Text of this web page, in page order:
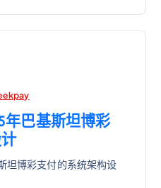
年巴基斯坦博彩
坦博彩支付的系统架构设